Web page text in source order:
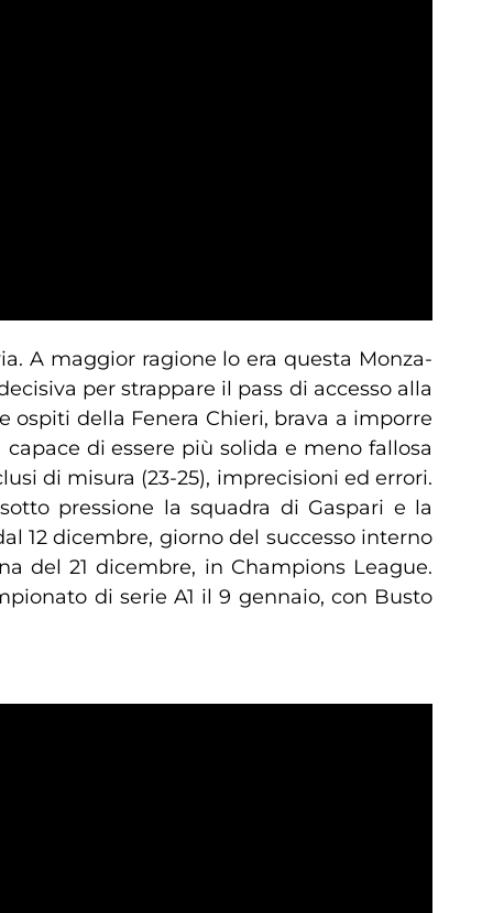
A maggior ragione lo era questa Monza-
per strappare il pass di accesso alla
ospiti della Fenera Chieri, brava a imporre
di essere più solida e meno fallosa
di misura (23-25), imprecisioni ed errori.
pressione la squadra di Gaspari e la
12 dicembre, giorno del successo interno
del 21 dicembre, in Champions League.
di serie A1 il 9 gennaio, con Busto